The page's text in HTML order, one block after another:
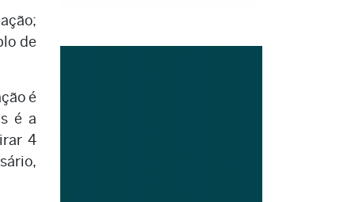
de
é
é a
4